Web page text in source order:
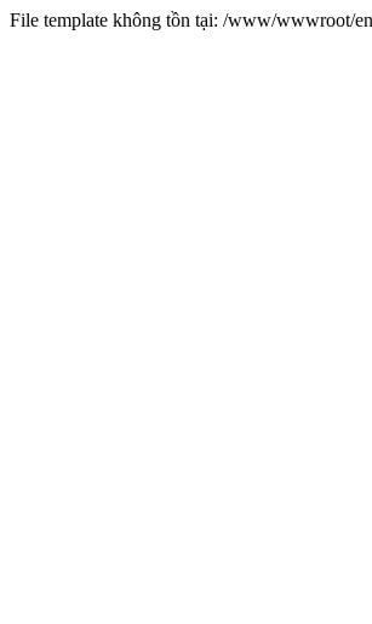
File template không tồn tại: /www/wwwroot/